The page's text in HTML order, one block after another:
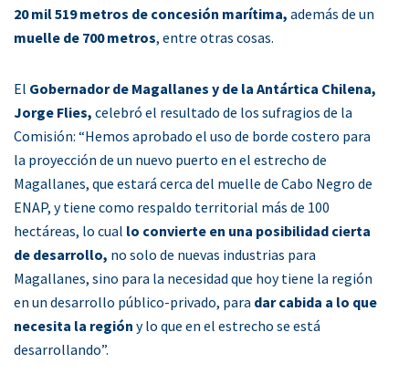
20 mil 519 metros de concesión marítima, además de un
muelle de 700 metros, entre otras cosas.
El Gobernador de Magallanes y de la Antártica Chilena,
Jorge Flies, celebró el resultado de los sufragios de la
Comisión: “Hemos aprobado el uso de borde costero para
la proyección de un nuevo puerto en el estrecho de
Magallanes, que estará cerca del muelle de Cabo Negro de
ENAP, y tiene como respaldo territorial más de 100
hectáreas, lo cual lo convierte en una posibilidad cierta
de desarrollo, no solo de nuevas industrias para
Magallanes, sino para la necesidad que hoy tiene la región
en un desarrollo público-privado, para dar cabida a lo que
necesita la región y lo que en el estrecho se está
desarrollando”.